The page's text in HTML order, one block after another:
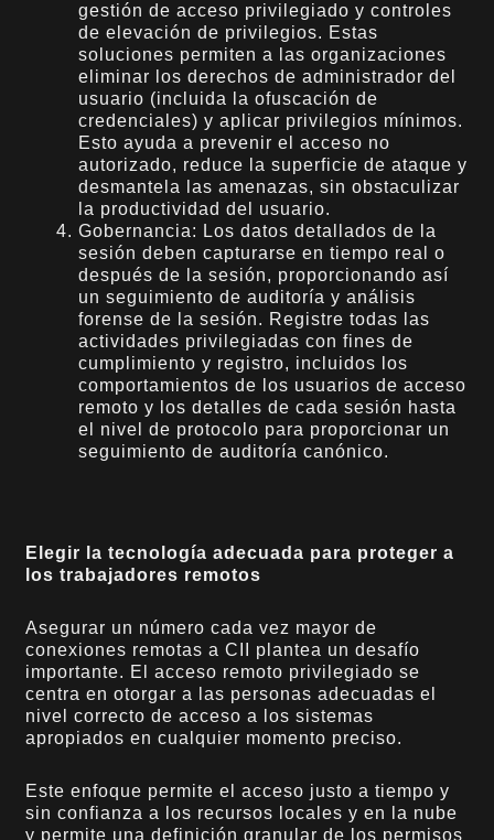
gestión de acceso privilegiado y controles
de elevación de privilegios. Estas
soluciones permiten a las organizaciones
eliminar los derechos de administrador del
usuario (incluida la ofuscación de
credenciales) y aplicar privilegios mínimos.
Esto ayuda a prevenir el acceso no
autorizado, reduce la superficie de ataque y
desmantela las amenazas, sin obstaculizar
la productividad del usuario.
Gobernancia: Los datos detallados de la
sesión deben capturarse en tiempo real o
después de la sesión, proporcionando así
un seguimiento de auditoría y análisis
forense de la sesión. Registre todas las
actividades privilegiadas con fines de
cumplimiento y registro, incluidos los
comportamientos de los usuarios de acceso
remoto y los detalles de cada sesión hasta
el nivel de protocolo para proporcionar un
seguimiento de auditoría canónico.
Elegir la tecnología adecuada para proteger a
los trabajadores remotos
Asegurar un número cada vez mayor de
conexiones remotas a CII plantea un desafío
importante. El acceso remoto privilegiado se
centra en otorgar a las personas adecuadas el
nivel correcto de acceso a los sistemas
apropiados en cualquier momento preciso.
Este enfoque permite el acceso justo a tiempo y
sin confianza a los recursos locales y en la nube
y permite una definición granular de los permisos